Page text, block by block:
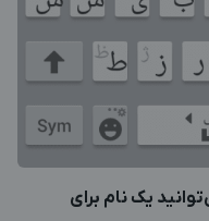
یک نام برای